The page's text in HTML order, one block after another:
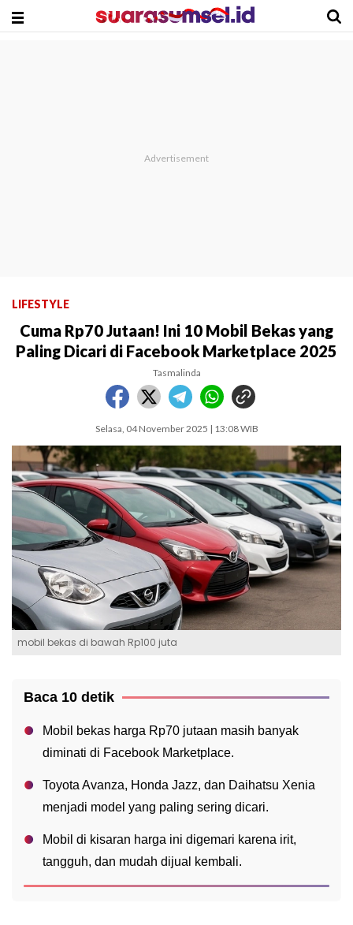
LIFESTYLE
Cuma Rp70 Jutaan! Ini 10 Mobil Bekas yang
Paling Dicari di Facebook Marketplace 2025
Tasmalinda
Selasa, 04 November 2025 | 13:08 WIB
mobil bekas di bawah Rp100 juta
Baca 10 detik
Mobil bekas harga Rp70 jutaan masih banyak
diminati di Facebook Marketplace.
Toyota Avanza, Honda Jazz, dan Daihatsu Xenia
menjadi model yang paling sering dicari.
Mobil di kisaran harga ini digemari karena irit,
tangguh, dan mudah dijual kembali.